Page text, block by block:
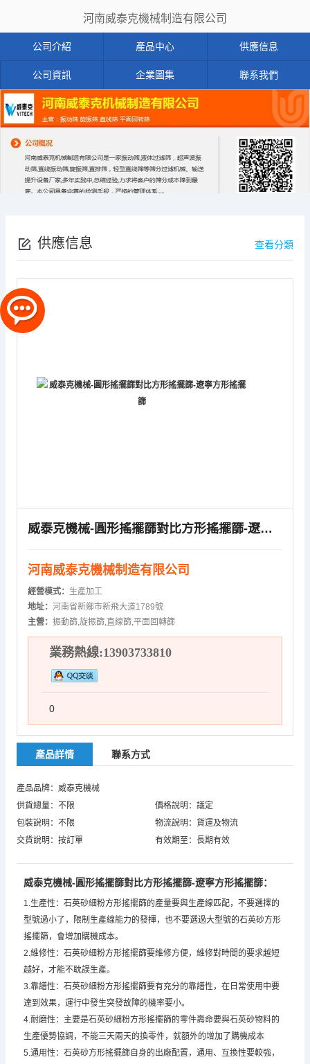
河南威泰克機械制造有限公司
公司介紹 產品中心 供應信息
公司資訊 企業圖集 聯系我們
供應信息 查看分類
威泰克機械-圓形搖擺篩對比方形搖擺篩-遼寧方形搖擺篩
河南威泰克機械制造有限公司
經營模式： 生產加工
地址： 河南省新鄉市新飛大道1789號
主營： 振動篩,旋振篩,直線篩,平面回轉篩
業務熱線:13903733810
0
產品詳情 聯系方式
產品品牌：威泰克機械
供貨總量：不限
價格說明：議定
包裝說明：不限
物流說明：貨運及物流
交貨說明：按訂單
有效期至：長期有效
威泰克機械-圓形搖擺篩對比方形搖擺篩-遼寧方形搖擺篩：
1.生產性：石英砂細粉方形搖擺篩的產量要與生產線匹配，不要選擇的
型號過小了，限制生產線能力的發揮，也不要選過大型號的石英砂方形
搖擺篩，會增加購機成本。
2.維修性：石英砂細粉方形搖擺篩要維修方便，維修對時間的要求越短
越好，才能不耽誤生產。
3.靠譜性：石英砂細粉方形搖擺篩要有充分的靠譜性，在日常使用中要
達到效果，運行中發生突發故障的機率要小。
4.耐磨性：主要是石英砂細粉方形搖擺篩的零件壽命要與石英砂物料的
生產優勢協調，不能三天兩天的換零件，就額外的增加了購機成本
5.通用性：石英砂方形搖擺篩自身的出廠配置，通用、互換性要較強，